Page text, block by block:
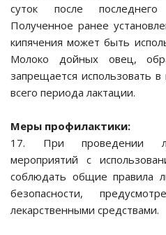
чистоты
проблемы
суток после
Полученное ранее
кипячения может быть
Молоко дойных овец,
запрещается использовать
всего периода лактации.
Меры профилактики:
17. При проведении
мероприятий с
соблюдать общие правила
безопасности,
лекарственными средствами.